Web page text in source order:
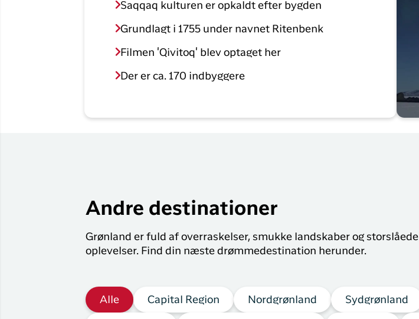
Saqqaq kulturen er opkaldt efter bygden
Grundlagt i 1755 under navnet Ritenbenk
Filmen 'Qivitoq' blev optaget her
Der er ca. 170 indbyggere
Andre destinationer
Grønland er fuld af overraskelser, smukke landskaber og storslåede
oplevelser. Find din næste drømmedestination herunder.
Alle Capital Region Nordgrønland Sydgrønland